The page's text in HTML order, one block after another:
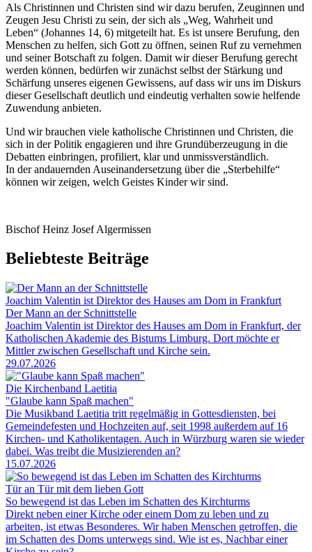
Als Christinnen und Christen sind wir dazu berufen, Zeuginnen und
Zeugen Jesu Christi zu sein, der sich als „Weg, Wahrheit und
Leben“ (Johannes 14, 6) mitgeteilt hat. Es ist unsere Berufung, den
Menschen zu helfen, sich Gott zu öffnen, seinen Ruf zu vernehmen
und seiner Botschaft zu folgen. Damit wir dieser Berufung gerecht
werden können, bedürfen wir zunächst selbst der Stärkung und
Schärfung unseres eigenen Gewissens, auf dass wir uns im Diskurs
dieser Gesellschaft deutlich und eindeutig verhalten sowie helfende
Zuwendung anbieten.
Und wir brauchen viele katholische Christinnen und Christen, die
sich in der Politik engagieren und ihre Grundüberzeugung in die
Debatten einbringen, profiliert, klar und unmissverständlich.
In der andauernden Auseinandersetzung über die „Sterbehilfe“
können wir zeigen, welch Geistes Kinder wir sind.
Bischof Heinz Josef Algermissen
Beliebteste Beiträge
Joachim Valentin ist Direktor des Hauses am Dom in Frankfurt
Der Mann an der Schnittstelle
Joachim Valentin ist Direktor des Hauses am Dom in Frankfurt, der
Katholischen Akademie des Bistums Limburg. Dort möchte er
Mittler zwischen Gesellschaft und Kirche sein.
29.07.2026
Die Kirchenband Laetitia
"Glaube kann Spaß machen"
Die Musikband Laetitia tritt regelmäßig in Gottesdiensten, bei
Gemeindefesten und Hochzeiten auf, seit 1998 außerdem auf 16
Kirchen- und Katholikentagen. Auch in Würzburg waren sie wieder
dabei. Was treibt die Musizierenden an?
15.07.2026
Tür an Tür mit dem lieben Gott
So bewegend ist das Leben im Schatten des Kirchturms
Direkt neben einer Kirche oder einem Dom zu leben und zu
arbeiten, ist etwas Besonderes. Wir haben Menschen getroffen, die
im Schatten des Doms unterwegs sind. Wie ist es, Nachbar einer